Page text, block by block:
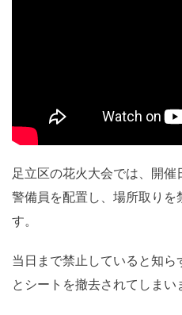
足立区の花火大会では、­開
警備員を配置し、場所取りを
す。
当日まで禁止していると知ら
とシートを撤去されてしまい